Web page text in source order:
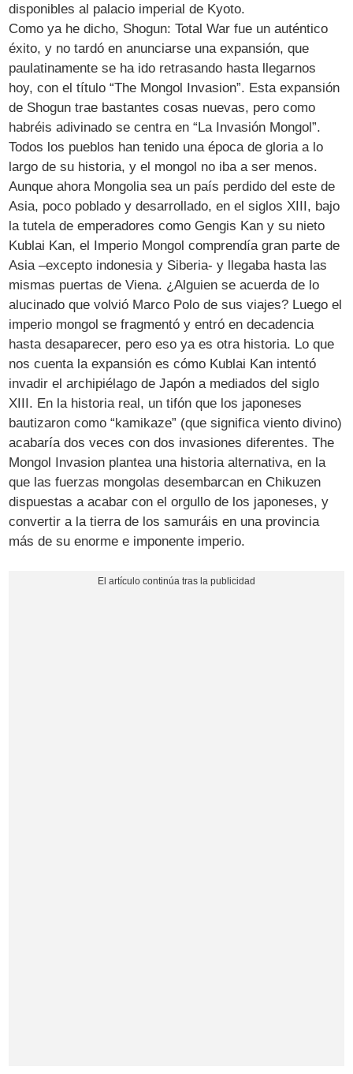
disponibles al palacio imperial de Kyoto.
Como ya he dicho, Shogun: Total War fue un auténtico
éxito, y no tardó en anunciarse una expansión, que
paulatinamente se ha ido retrasando hasta llegarnos
hoy, con el título “The Mongol Invasion”. Esta expansión
de Shogun trae bastantes cosas nuevas, pero como
habréis adivinado se centra en “La Invasión Mongol”.
Todos los pueblos han tenido una época de gloria a lo
largo de su historia, y el mongol no iba a ser menos.
Aunque ahora Mongolia sea un país perdido del este de
Asia, poco poblado y desarrollado, en el siglos XIII, bajo
la tutela de emperadores como Gengis Kan y su nieto
Kublai Kan, el Imperio Mongol comprendía gran parte de
Asia –excepto indonesia y Siberia- y llegaba hasta las
mismas puertas de Viena. ¿Alguien se acuerda de lo
alucinado que volvió Marco Polo de sus viajes? Luego el
imperio mongol se fragmentó y entró en decadencia
hasta desaparecer, pero eso ya es otra historia. Lo que
nos cuenta la expansión es cómo Kublai Kan intentó
invadir el archipiélago de Japón a mediados del siglo
XIII. En la historia real, un tifón que los japoneses
bautizaron como “kamikaze” (que significa viento divino)
acabaría dos veces con dos invasiones diferentes. The
Mongol Invasion plantea una historia alternativa, en la
que las fuerzas mongolas desembarcan en Chikuzen
dispuestas a acabar con el orgullo de los japoneses, y
convertir a la tierra de los samuráis en una provincia
más de su enorme e imponente imperio.